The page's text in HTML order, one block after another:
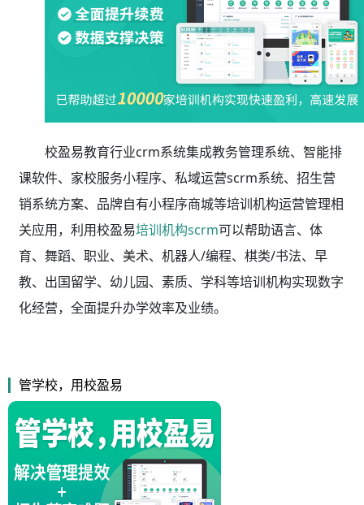
校盈易教育行业crm系统集成教务管理系统、智能排
课软件、家校服务小程序、私域运营scrm系统、招生营
销系统方案、品牌自有小程序商城等培训机构运营管理相
关应用，利用校盈易培训机构scrm可以帮助语言、体
育、舞蹈、职业、美术、机器人/编程、棋类/书法、早
教、出国留学、幼儿园、素质、学科等培训机构实现数字
化经营，全面提升办学效率及业绩。
管学校，用校盈易